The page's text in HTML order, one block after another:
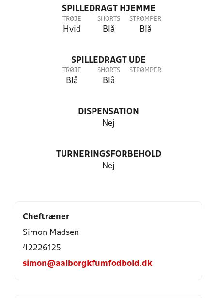
SPILLEDRAGT HJEMME
TRØJE
Hvid
SHORTS
Blå
STRØMPER
Blå
SPILLEDRAGT UDE
TRØJE
Blå
SHORTS
Blå
STRØMPER
DISPENSATION
Nej
TURNERINGSFORBEHOLD
Nej
Cheftræner
Simon Madsen
42226125
simon@aalborgkfumfodbold.dk